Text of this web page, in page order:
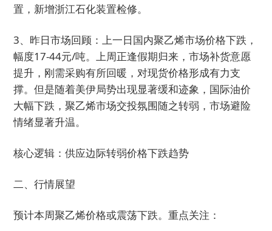
置，新增浙江石化装置检修。
3、昨日市场回顾：上一日国内聚乙烯市场价格下跌，
幅度17-44元/吨。上周正逢假期归来，市场补货意愿
提升，刚需采购有所回暖，对现货价格形成有力支
撑。但是随着美伊局势出现显著缓和迹象，国际油价
大幅下跌，聚乙烯市场交投氛围随之转弱，市场避险
情绪显著升温。
核心逻辑：供应边际转弱价格下跌趋势
二、行情展望
预计本周聚乙烯价格或震荡下跌。重点关注：